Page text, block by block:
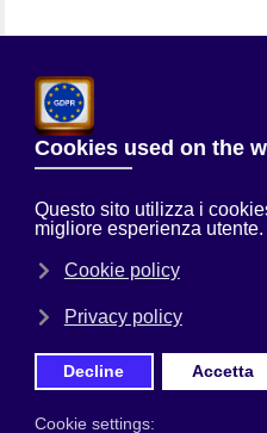
Chi Siamo
Sei qui:Home Servizi alle Imprese
Una precisa acquisizione delle
dei dipendenti in azienda è
consente la corretta gestione
l'ufficio di gestione del